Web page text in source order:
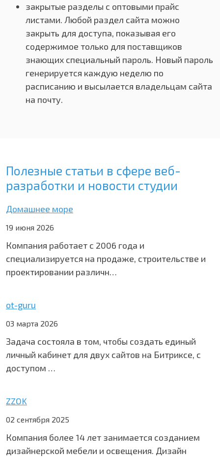
закрытые разделы с оптовыми прайс
листами. Любой раздел сайта можно
закрыть для доступа, показывая его
содержимое только для поставщиков
знающих специальный пароль. Новый пароль
генерируется каждую неделю по
расписанию и высылается владельцам сайта
на почту.
Полезные статьи в сфере веб-
разработки и новости студии
Домашнее море
19 июня 2026
Компания работает с 2006 года и
специализируется на продаже, строительстве и
проектировании различн…
ot-guru
03 марта 2026
Задача состояла в том, чтобы создать единый
личный кабинет для двух сайтов на Битриксе, с
доступом …
ZZOK
02 сентября 2025
Компания более 14 лет занимается созданием
дизайнерской мебели и освещения. Дизайн